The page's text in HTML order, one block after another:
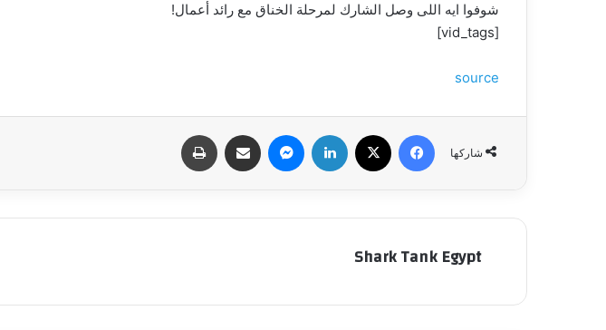
شوفوا ايه اللى وصل الشارك لمرحلة الخناق مع رائد أعمال!
[vid_tags]
source
شاركها
فيسبوك لينكدإن ماسنجر مشاركة عبر البريد
Shark Tank Egypt